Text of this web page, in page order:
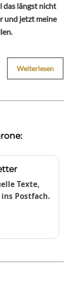
das längst nicht
und jetzt meine
Weiterlesen
Texte,
Postfach.